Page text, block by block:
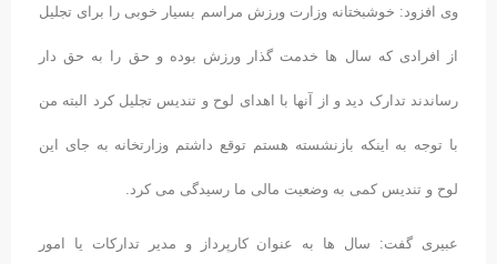
وی افزود: خوشبختانه وزارت ورزش مراسم بسیار خوبی را برای تجلیل
از افرادی که سال ها خدمت گذار ورزش بوده و حق را به حق دار
رساندند تدارک دید و از آنها با اهدای لوح و تندیس تجلیل کرد البته من
با توجه به اینکه بازنشسته هستم توقع داشتم وزارتخانه به جای این
لوح و تندیس کمی به وضعیت مالی ما رسیدگی می کرد.
عبیری گفت: سال ها به عنوان کارپرداز و مدیر تدارکات یا امور